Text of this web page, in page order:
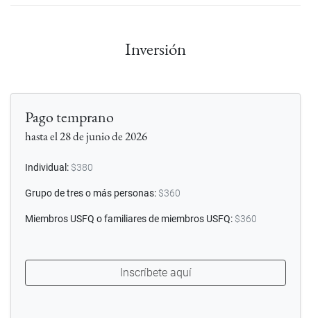
Inversión
Pago temprano
hasta el 28 de junio de 2026
Individual: $380
Grupo de tres o más personas: $360
Miembros USFQ o familiares de miembros USFQ: $360
Inscríbete aquí